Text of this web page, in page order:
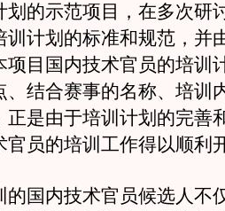
划的示范项目，在多次研
训计划的标准和规范，并
项目国内技术官员的培训
、结合赛事的名称、培训
正是由于培训计划的完善
员的培训工作得以顺利
国内技术官员候选人不